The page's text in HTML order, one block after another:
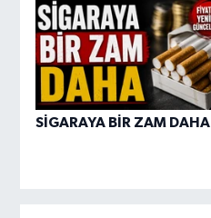
SİGARAYA BİR ZAM DAHA